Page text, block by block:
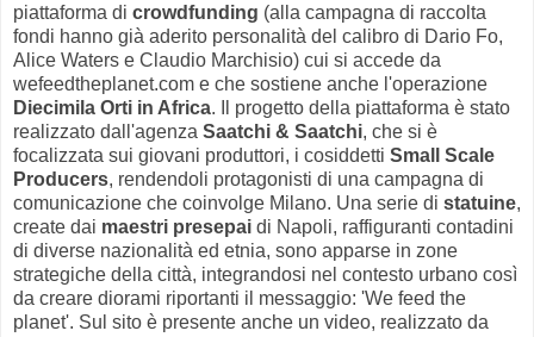
piattaforma di crowdfunding (alla campagna di raccolta
fondi hanno già aderito personalità del calibro di Dario Fo,
Alice Waters e Claudio Marchisio) cui si accede da
wefeedtheplanet.com e che sostiene anche l'operazione
Diecimila Orti in Africa. Il progetto della piattaforma è stato
realizzato dall'agenza Saatchi & Saatchi, che si è
focalizzata sui giovani produttori, i cosiddetti Small Scale
Producers, rendendoli protagonisti di una campagna di
comunicazione che coinvolge Milano. Una serie di statuine,
create dai maestri presepai di Napoli, raffiguranti contadini
di diverse nazionalità ed etnia, sono apparse in zone
strategiche della città, integrandosi nel contesto urbano così
da creare diorami riportanti il messaggio: 'We feed the
planet'. Sul sito è presente anche un video, realizzato da